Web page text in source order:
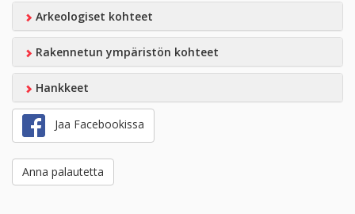
Arkeologiset kohteet
Rakennetun ympäristön kohteet
Hankkeet
Jaa Facebookissa
Anna palautetta